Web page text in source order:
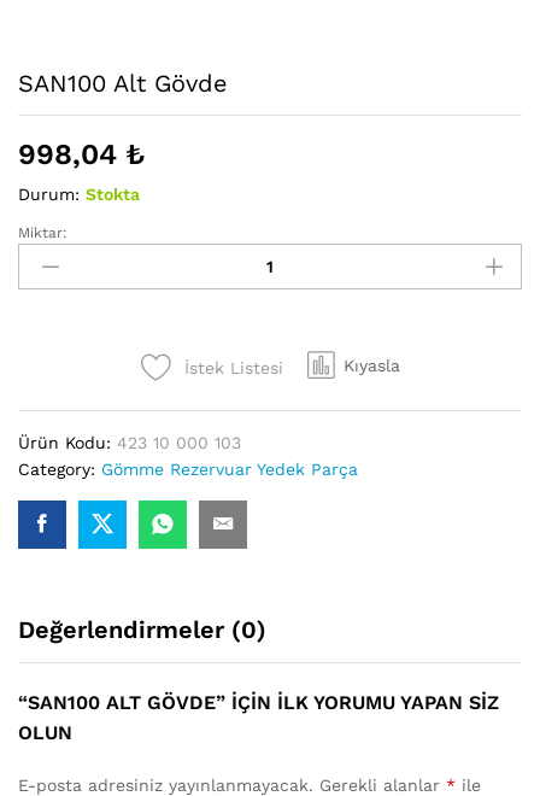
SAN100 Alt Gövde
998,04 ₺
Durum: Stokta
SAN100
Gövde
Miktar:
İstek Listesi Kıyasla
Ürün Kodu: 423 10 000 103
Category: Gömme Rezervuar Yedek Parça
Değerlendirmeler (0)
“SAN100 ALT GÖVDE” IÇIN ILK YORUMU YAPAN SIZ
OLUN
E-posta adresiniz yayınlanmayacak. Gerekli alanlar * ile